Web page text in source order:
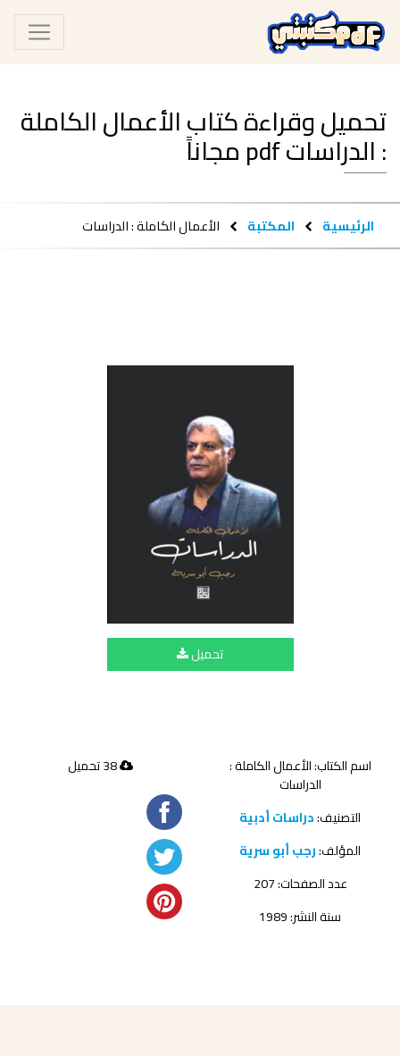
تحميل وقراءة كتاب الأعمال الكاملة
: الدراسات pdf مجاناً
الرئيسية المكتبة الأعمال الكاملة : الدراسات
تحميل
اسم الكتاب: الأعمال الكاملة :
الدراسات
التصنيف:دراسات أدبية
المؤلف:رجب أبو سرية
عدد الصفحات: 207
سنة النشر: 1989
38 تحميل